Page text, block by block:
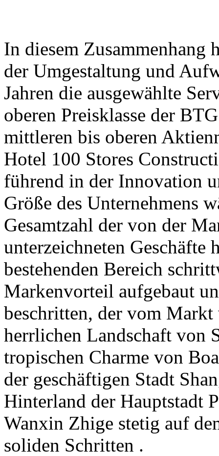
In diesem Zusammenhang
der Umgestaltung und
Jahren die ausgewählte
oberen Preisklasse der
mittleren bis oberen
Hotel 100 Stores
führend in der Innovation
Größe des Unternehmens
Gesamtzahl der von der
unterzeichneten Geschäfte
bestehenden Bereich
Markenvorteil aufgebaut
beschritten, der vom
herrlichen Landschaft von
tropischen Charme von
der geschäftigen Stadt
Hinterland der Hauptstadt
Wanxin Zhige stetig auf
soliden Schritten .